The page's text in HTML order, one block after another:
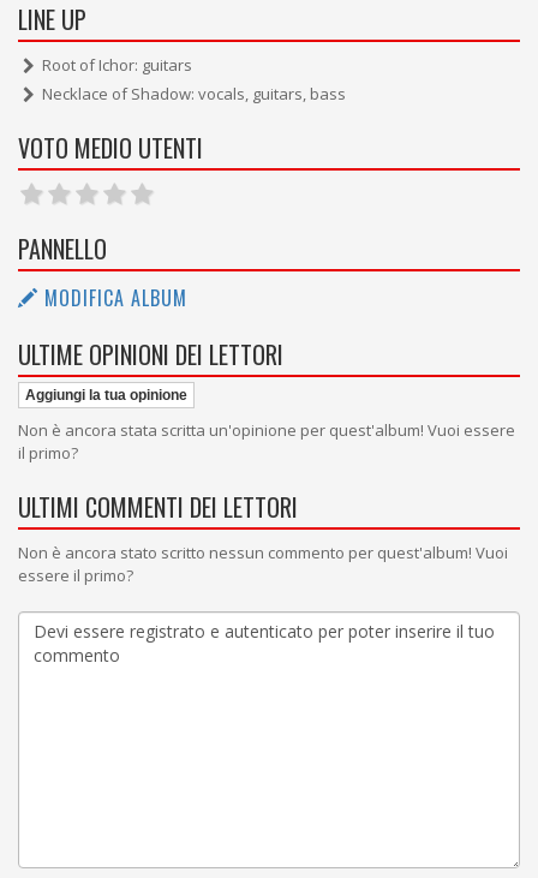
LINE UP
Root of Ichor: guitars
Necklace of Shadow: vocals, guitars, bass
VOTO MEDIO UTENTI
PANNELLO
MODIFICA ALBUM
ULTIME OPINIONI DEI LETTORI
Aggiungi la tua opinione
Non è ancora stata scritta un'opinione per quest'album! Vuoi essere
il primo?
ULTIMI COMMENTI DEI LETTORI
Non è ancora stato scritto nessun commento per quest'album! Vuoi
essere il primo?